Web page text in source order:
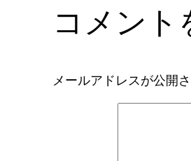
コメント
メールアドレスが公開